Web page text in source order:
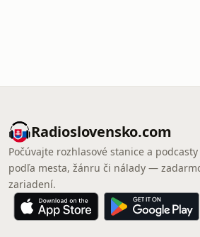
Radioslovensko.com
Počúvajte rozhlasové stanice a
podľa mesta, žánru či nálady —
zariadení.